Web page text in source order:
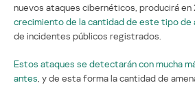
nuevos ataques cibernéticos, producirá en
crecimiento de la cantidad de este tipo de
de incidentes públicos registrados.
Estos ataques se detectarán con mucha
antes , y de esta forma la cantidad de